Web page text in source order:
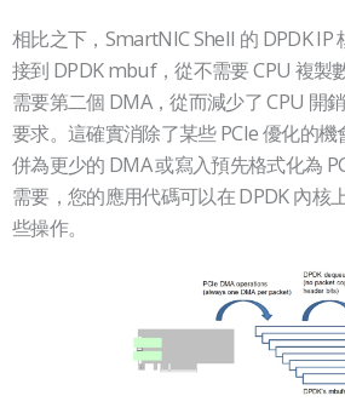
相比之下，SmartNIC Shell 的 DPDK IP
接到 DPDK mbuf，從不需要 CPU 複製
需要第二個 DMA，從而減少了 CPU 開
要求。這確實消除了某些 PCIe 優化的
併為更少的 DMA 或寫入預先格式化為
需要，您的應用代碼可以在 DPDK 內核
些操作。